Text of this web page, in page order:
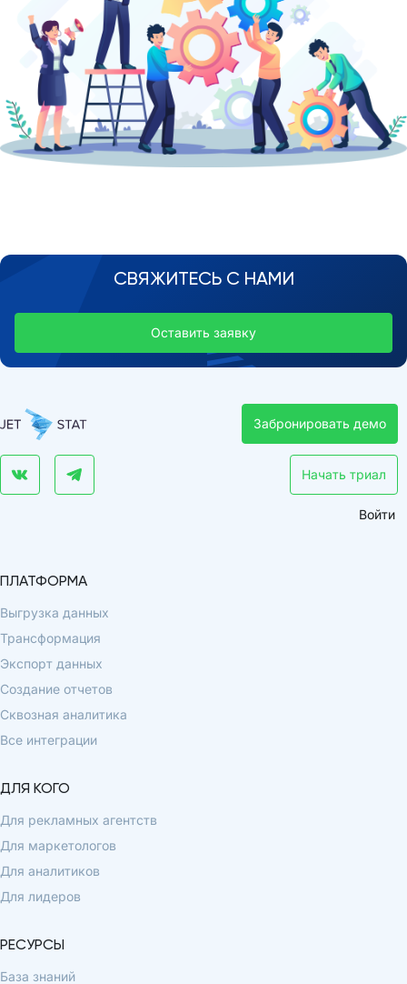
СВЯЖИТЕСЬ С НАМИ
Оставить заявку
Забронировать демо
Начать триал
Войти
ПЛАТФОРМА
Выгрузка данных
Трансформация
Экспорт данных
Создание отчетов
Сквозная аналитика
Все интеграции
ДЛЯ КОГО
Для рекламных агентств
Для маркетологов
Для аналитиков
Для лидеров
РЕСУРСЫ
База знаний